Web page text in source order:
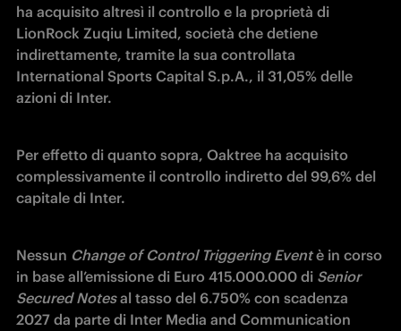
ha acquisito altresì il controllo e la proprietà di
LionRock Zuqiu Limited, società che detiene
indirettamente, tramite la sua controllata
International Sports Capital S.p.A., il 31,05% delle
azioni di Inter.
Per effetto di quanto sopra, Oaktree ha acquisito
complessivamente il controllo indiretto del 99,6% del
capitale di Inter.
Nessun Change of Control Triggering Event è in corso
in base all’emissione di Euro 415.000.000 di Senior
Secured Notes al tasso del 6.750% con scadenza
2027 da parte di Inter Media and Communication